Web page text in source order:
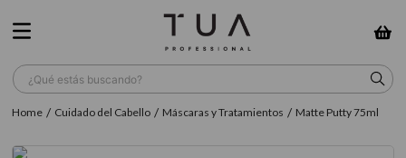
¿Qué estás buscando?
Cuidado del Cabello Máscaras y Tratamientos Matte Putty 75ml
TÉRMINOS MÁS BUSCADOS